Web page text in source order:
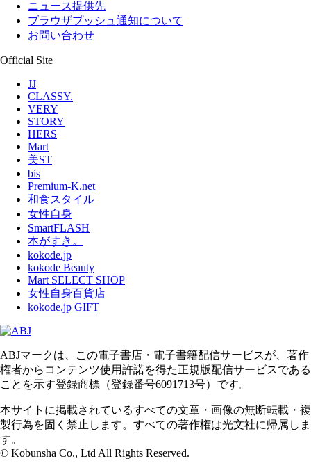
ニュース提供先
ブラウザプッシュ通知について
お問い合わせ
Official Site
JJ
CLASSY.
VERY
STORY
HERS
Mart
美ST
bis
Premium-K.net
和食スタイル
女性自身
SmartFLASH
本がすき。
kokode.jp
kokode Beauty
Mart SELECT SHOP
女性自身百貨店
kokode.jp GIFT
ABJマークは、この電子書店・電子書籍配信サービスが、著作
権者からコンテンツ使用許諾を得た正規版配信サービスである
ことを示す登録商標（登録番号6091713号）です。
本サイトに掲載されているすべての文章・画像の無断転載・複
製行為を固く禁止します。すべての著作権は光文社に帰属しま
す。
© Kobunsha Co., Ltd All Rights Reserved.